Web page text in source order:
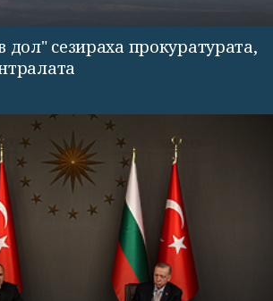
дол" сезираха прокуратурата,